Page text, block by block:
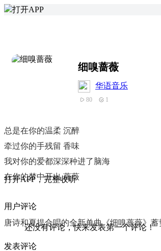
打开APP
细嗅蔷薇
华语音乐
80 1
总是在你的温柔 沉醉
牵过你的手残留 香味
我对你的爱都深深种进了脑海
在你的梦中开出 蔷薇
唐诗和夏提合唱的全新单曲《细嗅蔷薇》
打开APP，完整收听
用户评论
还没有评论，快来发表第一个评论！
发表评论